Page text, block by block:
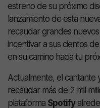
estreno de su próximo
lanzamiento de esta
recaudar grandes
incentivar a sus cientos
en su camino hacia tu
Actualmente, el cantante
recaudar más de 2 mil
plataforma Spotify